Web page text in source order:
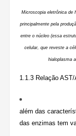
Microscopia eletrônica de
principalmente pela
entre o núcleo (essa
celular, que reveste a
hialoplasma
1.1.3 Relação AST/
além das
das enzimas tem